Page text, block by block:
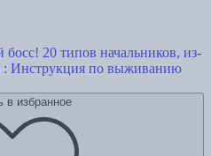
20 типов начальников, из-
: Инструкция по выживанию
в избранное